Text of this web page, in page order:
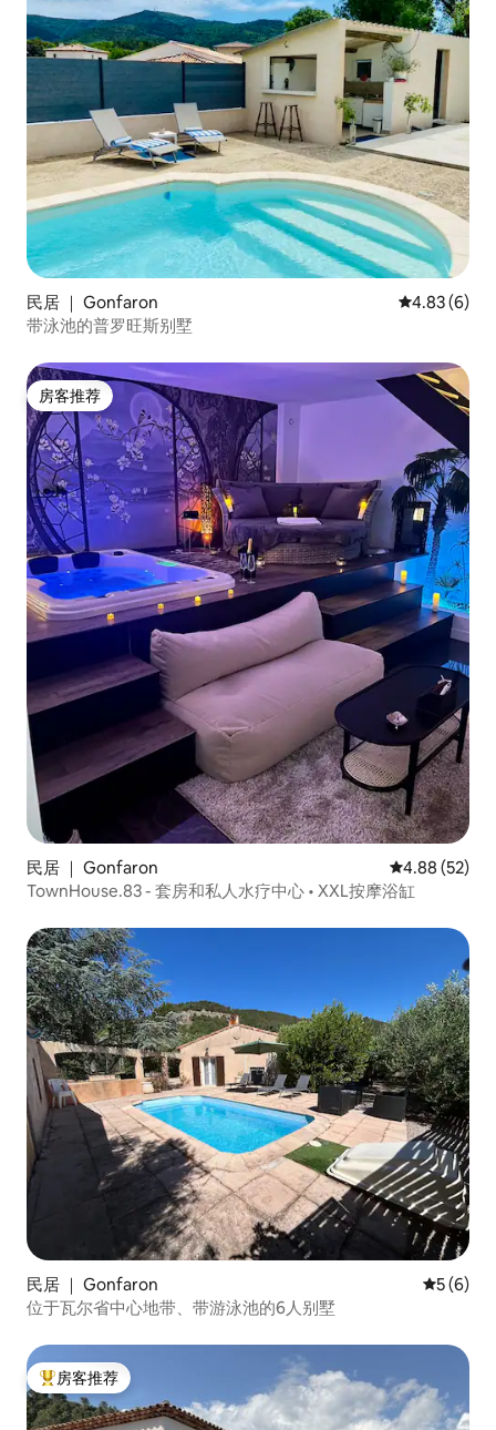
民居 ｜ Gonfaron 平均评分
4.83 (6)
带泳池的普罗旺斯别墅
房客推荐
房客推荐
民居 ｜ Gonfaron 平均评分
4.88 (52)
TownHouse.83 - 套房和私人水疗中心 • XXL按摩浴缸
民居 ｜ Gonfaron 平均评分
5 (6)
位于瓦尔省中心地带、带游泳池的6人别墅
热门「房客推荐」
房客推荐